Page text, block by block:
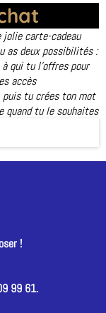
jolie carte-cadeau
as deux possibilités :
qui tu l'offres pour
accès
tu crées ton mot
quand tu le souhaites
!
99 61.